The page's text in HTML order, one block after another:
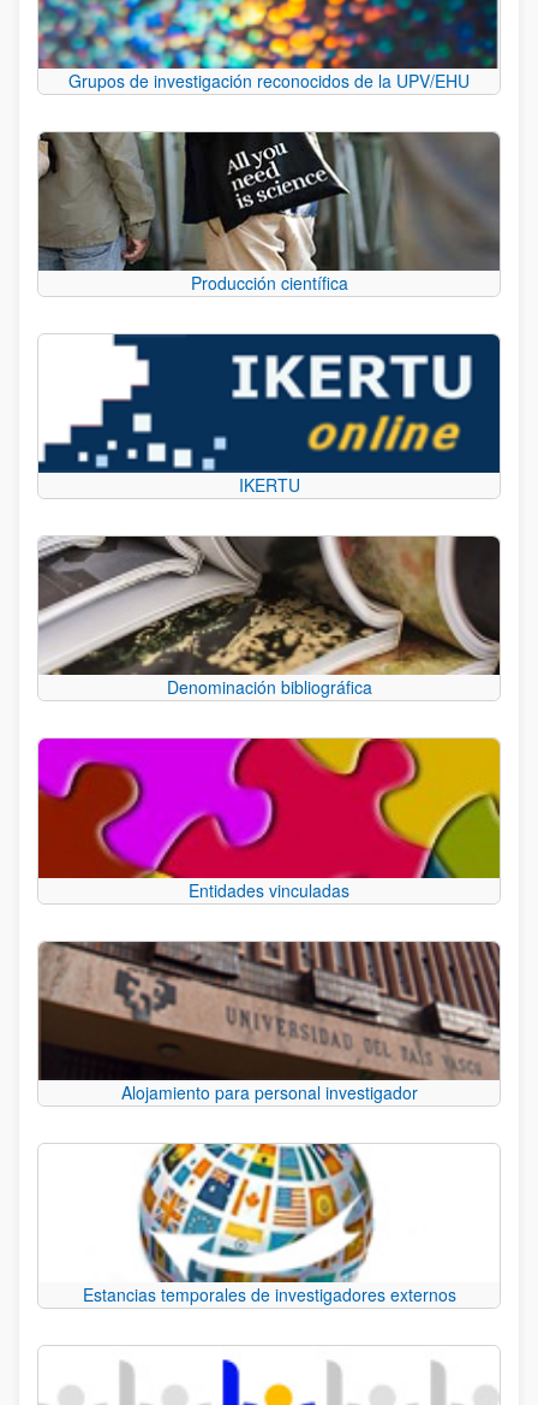
Grupos de investigación reconocidos de la UPV/EHU
Producción científica
IKERTU
Denominación bibliográfica
Entidades vinculadas
Alojamiento para personal investigador
Estancias temporales de investigadores externos